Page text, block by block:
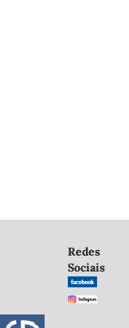
Redes
Sociais